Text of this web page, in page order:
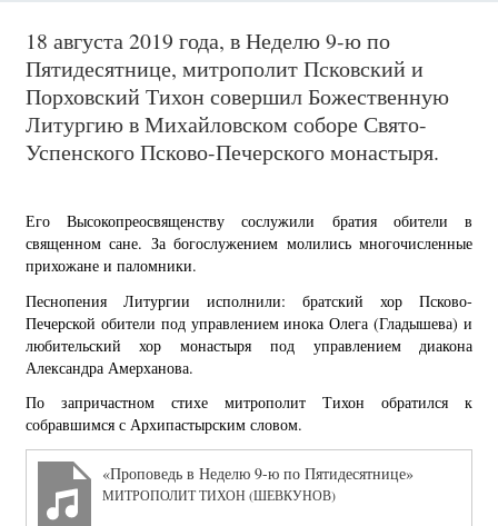
18 августа 2019 года, в Неделю 9-ю по
Пятидесятнице, митрополит Псковский и
Порховский Тихон совершил Божественную
Литургию в Михайловском соборе Свято-
Успенского Псково-Печерского монастыря.
Его Высокопреосвященству сослужили братия обители в
священном сане. За богослужением молились многочисленные
прихожане и паломники.
Песнопения Литургии исполнили: братский хор Псково-
Печерской обители под управлением инока Олега (Гладышева) и
любительский хор монастыря под управлением диакона
Александра Амерханова.
По запричастном стихе митрополит Тихон обратился к
собравшимся с Архипастырским словом.
«Проповедь в Неделю 9-ю по Пятидесятнице»
МИТРОПОЛИТ ТИХОН (ШЕВКУНОВ)